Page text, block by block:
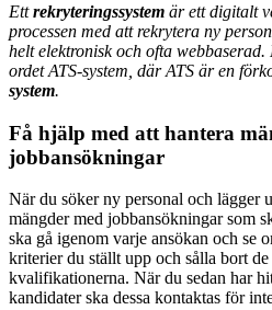
Ettrekryteringssystem är ett digitalt
processen med att rekrytera ny
helt elektronisk och ofta
ordet ATS-system, där ATS är en
system.
Få hjälp med att hantera
jobbansökningar
När du söker ny personal och lägger
mängder med jobbansökningar som
ska gå igenom varje ansökan och se
kriterier du ställt upp och sålla bort de
kvalifikationerna. När du sedan har
kandidater ska dessa kontaktas för